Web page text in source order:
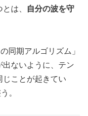
は、
自分の波を守
同期アルゴリズム」
ないように、テン
じことが起きてい
。